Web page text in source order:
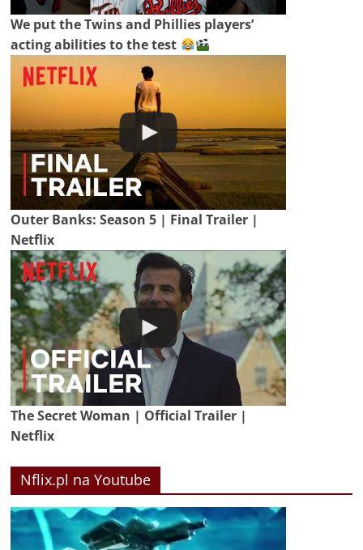
We put the Twins and Phillies players’
acting abilities to the test
Outer Banks: Season 5 | Final Trailer |
Netflix
The Secret Woman | Official Trailer |
Netflix
Nflix.pl na Youtube